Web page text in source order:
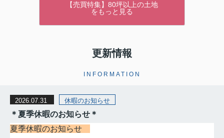
【売買特集】80坪以上の土地
をもっと見る
更新情報
INFORMATION
2026.07.31 休暇のお知らせ
＊夏季休暇のお知らせ＊
夏季休暇のお知らせ